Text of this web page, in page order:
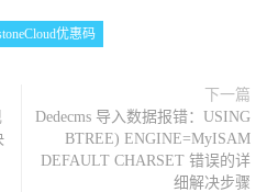
优惠码
下一篇
Dedecms 导入数据报错：USING
BTREE) ENGINE=MyISAM
DEFAULT CHARSET 错误的详
细解决步骤